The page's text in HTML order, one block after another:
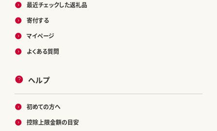
最近チェックした返礼品
寄付する
マイページ
よくある質問
ヘルプ
初めての方へ
控除上限金額の目安